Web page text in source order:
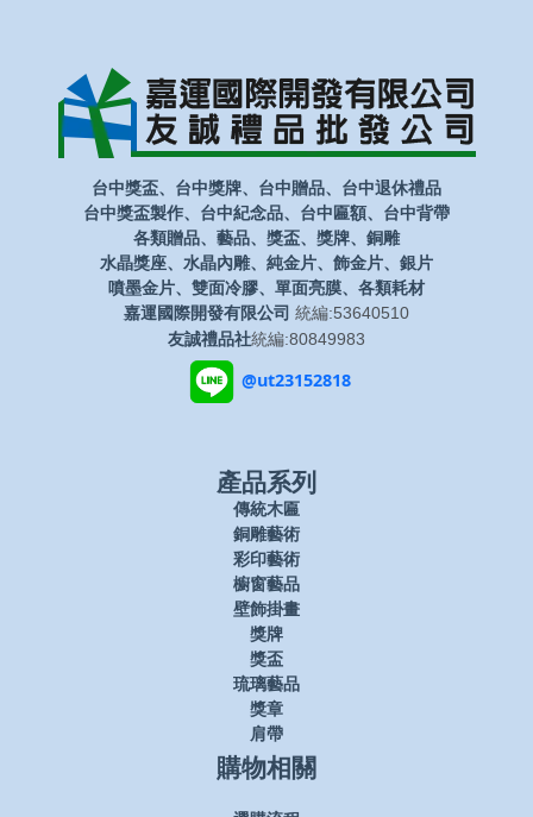
台中獎盃、台中獎牌、台中贈品、台中退休禮品
台中獎盃製作、台中紀念品、台中匾額、台中背帶
各類贈品、藝品、獎盃、獎牌、銅雕
水晶獎座、水晶內雕、純金片、飾金片、銀片
噴墨金片、雙面冷膠、單面亮膜、各類耗材
嘉運國際開發有限公司 統編:53640510
友誠禮品社統編:80849983
@ut23152818
產品系列
傳統木匾
銅雕藝術
彩印藝術
櫥窗藝品
壁飾掛畫
獎牌
獎盃
琉璃藝品
獎章
肩帶
購物相關